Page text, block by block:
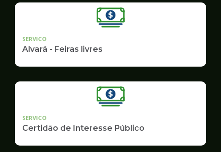
SERVICO
Alvará - Feiras livres
SERVICO
Certidão de Interesse Público